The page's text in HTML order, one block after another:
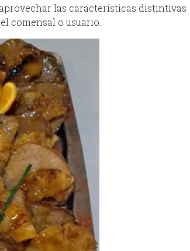
las características distintivas
comensal o usuario.